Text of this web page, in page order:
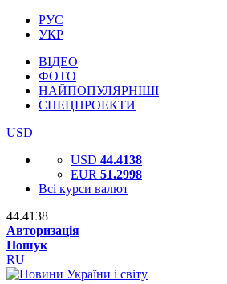
РУС
УКР
ВІДЕО
ФОТО
НАЙПОПУЛЯРНІШІ
СПЕЦПРОЕКТИ
USD
USD 44.4138
EUR 51.2998
Всі курси валют
44.4138
Авторизація
Пошук
RU